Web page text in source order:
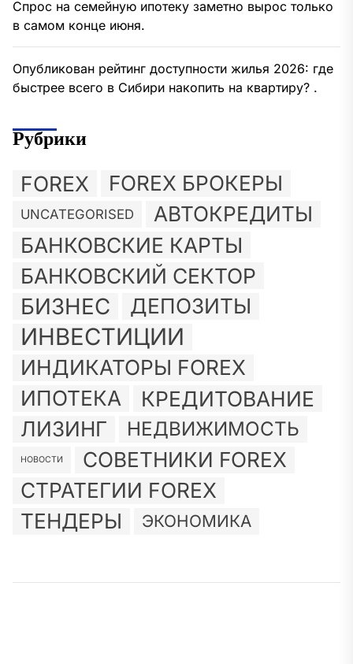
Спрос на семейную ипотеку заметно вырос только
в самом конце июня.
Опубликован рейтинг доступности жилья 2026: где
быстрее всего в Сибири накопить на квартиру? .
Рубрики
FOREX FOREX БРОКЕРЫ
UNCATEGORISED АВТОКРЕДИТЫ
БАНКОВСКИЕ КАРТЫ
БАНКОВСКИЙ СЕКТОР
БИЗНЕС ДЕПОЗИТЫ
ИНВЕСТИЦИИ
ИНДИКАТОРЫ FOREX
ИПОТЕКА
КРЕДИТОВАНИЕ
ЛИЗИНГ НЕДВИЖИМОСТЬ
НОВОСТИ
СОВЕТНИКИ FOREX
СТРАТЕГИИ FOREX
ТЕНДЕРЫ
ЭКОНОМИКА